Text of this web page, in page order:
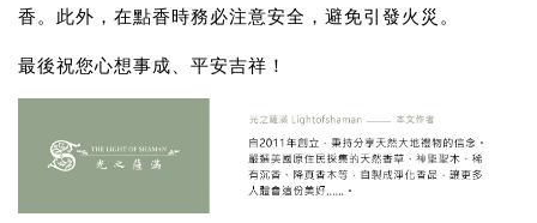
香。此外，在點香時務必注意安全，避免引發火災。
最後祝您心想事成、平安吉祥！